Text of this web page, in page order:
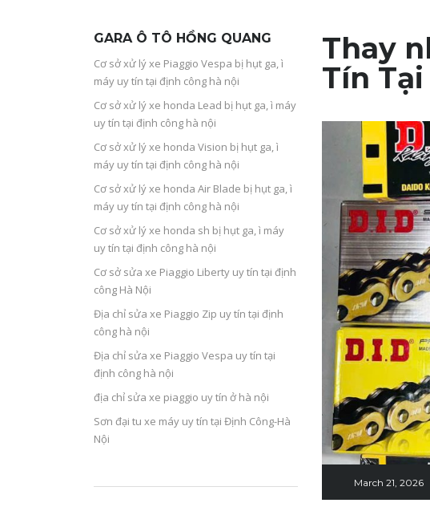
Thay
Tín
March 21, 2026
GARA Ô TÔ HỒNG QUANG
Cơ sở xử lý xe Piaggio Vespa bị hụt ga, ì
máy uy tín tại định công hà nội
Cơ sở xử lý xe honda Lead bị hụt ga, ì máy
uy tín tại định công hà nội
Cơ sở xử lý xe honda Vision bị hụt ga, ì
máy uy tín tại định công hà nội
Cơ sở xử lý xe honda Air Blade bị hụt ga, ì
máy uy tín tại định công hà nội
Cơ sở xử lý xe honda sh bị hụt ga, ì máy
uy tín tại định công hà nội
Cơ sở sửa xe Piaggio Liberty uy tín tại định
công Hà Nội
Địa chỉ sửa xe Piaggio Zip uy tín tại định
công hà nội
Địa chỉ sửa xe Piaggio Vespa uy tín tại
định công hà nội
địa chỉ sửa xe piaggio uy tín ở hà nội
Sơn đại tu xe máy uy tín tại Định Công-Hà
Nội